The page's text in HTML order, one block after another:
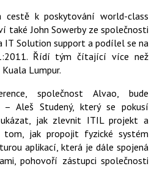
u
cestě k poskytování world-class
také John Sowerby ze společnosti
IT Solution support a podílel se na
Řídí tým čítající více než
Lumpur.
společnost Alvao, bude
Aleš Studený, který se pokusí
ukázat, jak zlevnit ITIL projekt a
jak propojit fyzické systém
aplikací, která je dále spojená
pohovoří zástupci společnosti